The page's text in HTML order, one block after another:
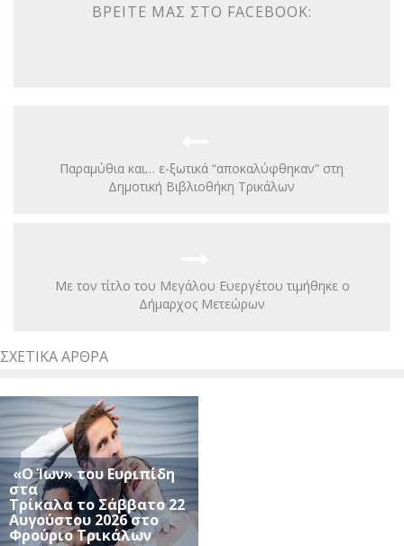
ΒΡΕΊΤΕ ΜΑΣ ΣΤΟ FACEBOOK:
Παραμύθια και… ε-ξωτικά “αποκαλύφθηκαν” στη
Δημοτική Βιβλιοθήκη Τρικάλων
Με τον τίτλο του Μεγάλου Ευεργέτου τιμήθηκε ο
Δήμαρχος Μετεώρων
ΣΧΕΤΙΚΆ ΆΡΘΡΑ
«Ο Ίων» του Ευριπίδη
στα
Τρίκαλα το Σάββατο 22
Αυγούστου 2026 στο
Φρούριο Τρικάλων